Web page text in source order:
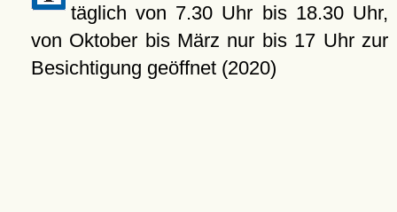
täglich von 7.30 Uhr bis 18.30 Uhr,
von Oktober bis März nur bis 17 Uhr zur
Besichtigung geöffnet (2020)